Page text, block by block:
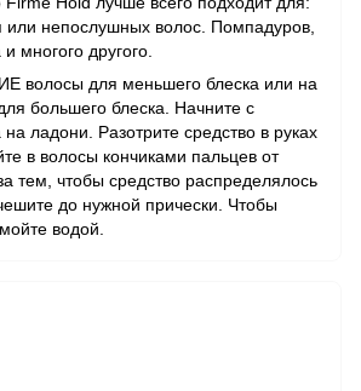
или непослушных волос. Помпадуров,
многого другого.
волосы для меньшего блеска или на
большего блеска. Начните с
ладони. Разотрите средство в руках
в волосы кончиками пальцев от
тем, чтобы средство распределялось
до нужной прически. Чтобы
водой.